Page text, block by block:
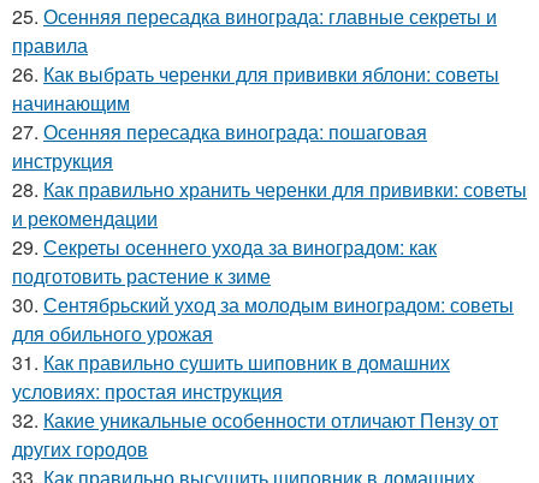
25. Осенняя пересадка винограда: главные секреты и
правила
26. Как выбрать черенки для прививки яблони: советы
начинающим
27. Осенняя пересадка винограда: пошаговая
инструкция
28. Как правильно хранить черенки для прививки: советы
и рекомендации
29. Секреты осеннего ухода за виноградом: как
подготовить растение к зиме
30. Сентябрьский уход за молодым виноградом: советы
для обильного урожая
31. Как правильно сушить шиповник в домашних
условиях: простая инструкция
32. Какие уникальные особенности отличают Пензу от
других городов
33. Как правильно высушить шиповник в домашних